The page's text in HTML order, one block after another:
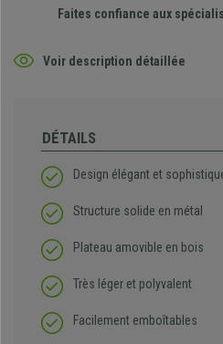
Faites confiance aux
Voir description détaillée
DÉTAILS
Design élégant et
Structure solide en métal
Plateau amovible en bois
Très léger et polyvalent
Facilement emboîtables